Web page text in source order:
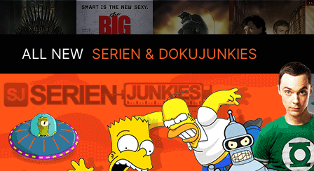
ALL NEW SERIEN & DOKUJUNKIES